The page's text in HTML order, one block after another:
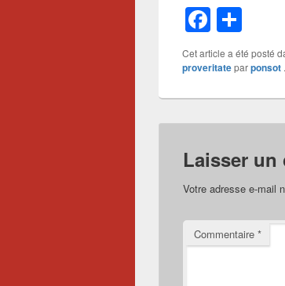
F
a
c
e
b
o
k
ar
ta
g
er
Cet article a été posté
proveritateparponsot
Laisser un
Votre adresse e-mail
Commentaire *